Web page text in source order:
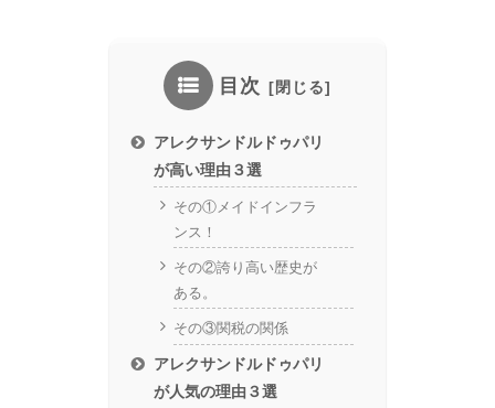
目次
アレクサンドルドゥパリ
が高い理由３選
その①メイドインフラ
ンス！
その②誇り高い歴史が
ある。
その③関税の関係
アレクサンドルドゥパリ
が人気の理由３選